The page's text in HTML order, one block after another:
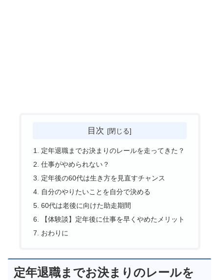
目次
定年退職までお決まりのレールを走ってきた？
仕事がやめられない？
定年後の60代は生き方を見直すチャンス
自分のやりたいことを自分で決める
60代は老後に向けた助走期間
【体験談】定年後に仕事を早くやめたメリット
おわりに
定年退職までお決まりのレールを